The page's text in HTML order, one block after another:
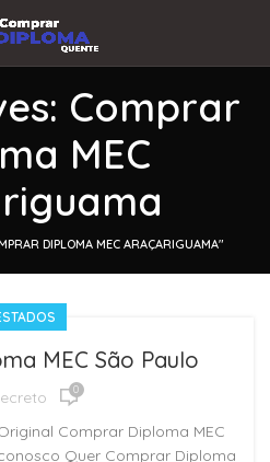
Comprar
MEC
DIPLOMA MEC ARAÇARIGUAMA"
MEC São Paulo
0
Comprar Diploma MEC
Quer Comprar Diploma